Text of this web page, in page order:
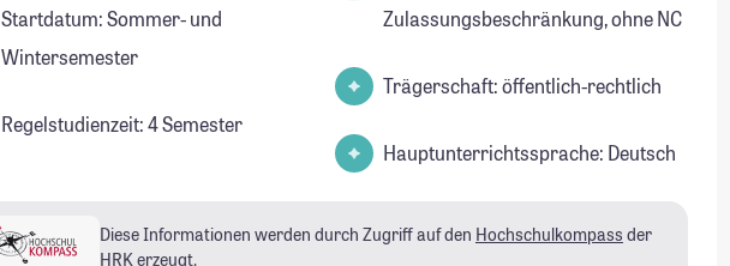
Startdatum: Sommer- und
Wintersemester
Regelstudienzeit: 4 Semester
Zulassungsbeschränkung, ohne NC
Trägerschaft: öffentlich-rechtlich
Hauptunterrichtssprache: Deutsch
Diese Informationen werden durch Zugriff auf den Hochschulkompass der
HRK erzeugt.